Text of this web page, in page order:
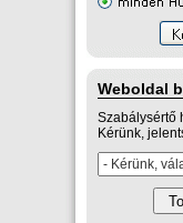
Weboldal
Szabálysértő
Kérünk,